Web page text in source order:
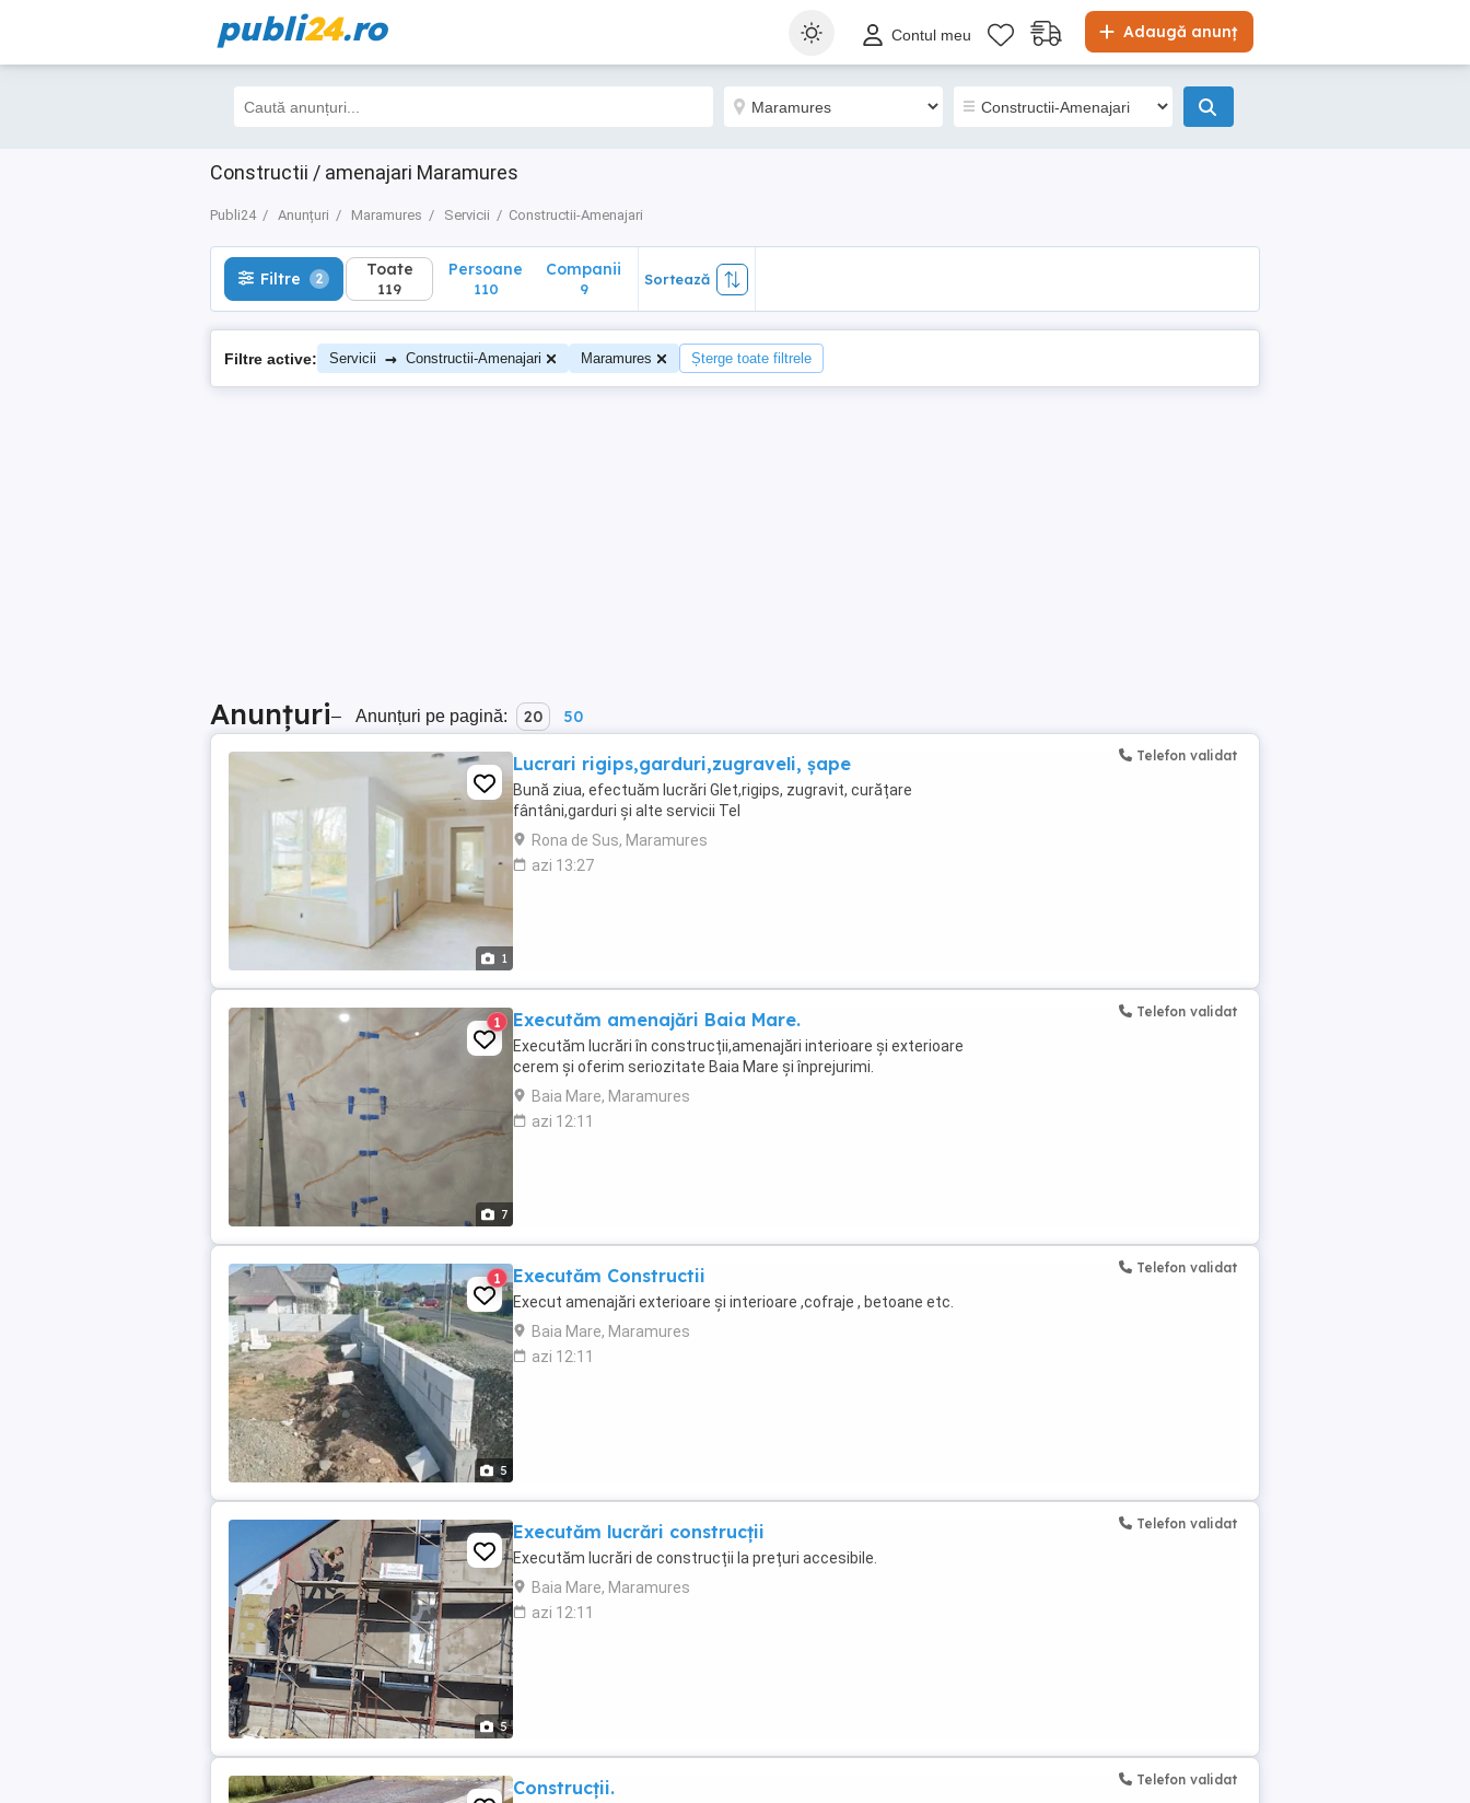
publi24.ro Adaugă anunț
Contul meu
Constructii / amenajari Maramures
Publi24 Anunțuri Maramures Servicii Constructii-Amenajari
Filtre 2 Toate
119
Filtre 2 Toate
119
Persoane
110
Companii
9
Sortează
Filtre active: Servicii → Constructii-Amenajari Maramures Șterge toate filtrele
Anunțuri– Anunțuri pe pagină: 20 50
1
Lucrari rigips,garduri,zugraveli, șape
Bună ziua, efectuăm lucrări Glet,rigips, zugravit, curățare
fântâni,garduri și alte servicii Tel
Rona de Sus, Maramures
azi 13:27
Telefon validat
7
1 Executăm amenajări Baia Mare.
Executăm lucrări în construcții,amenajări interioare și exterioare
cerem și oferim seriozitate Baia Mare și înprejurimi.
Baia Mare, Maramures
azi 12:11
Telefon validat
5
1 Executăm Constructii
Execut amenajări exterioare și interioare ,cofraje , betoane etc.
Baia Mare, Maramures
azi 12:11
Telefon validat
5
Executăm lucrări construcții
Executăm lucrări de construcții la prețuri accesibile.
Baia Mare, Maramures
azi 12:11
Telefon validat
Construcții. Telefon validat